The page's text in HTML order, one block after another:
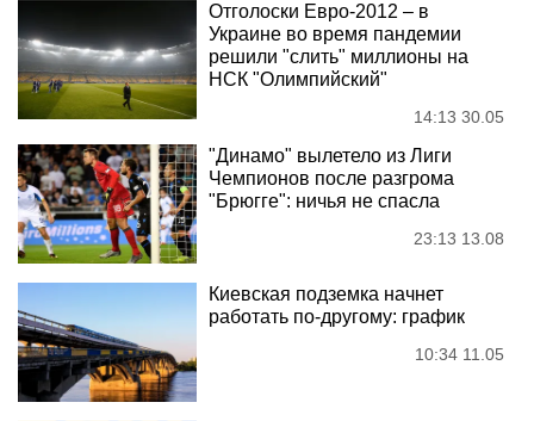
Отголоски Евро-2012 – в
Украине во время пандемии
решили "слить" миллионы на
НСК "Олимпийский"
14:13 30.05
"Динамо" вылетело из Лиги
Чемпионов после разгрома
"Брюгге": ничья не спасла
23:13 13.08
Киевская подземка начнет
работать по-другому: график
10:34 11.05